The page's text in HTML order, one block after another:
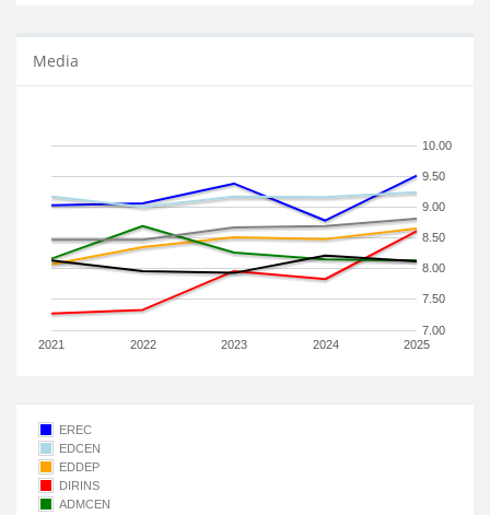
Media
2021 2022 2023 2024 2025
7.00
7.50
8.00
8.50
9.00
9.50
10.00
EREC
EDCEN
EDDEP
DIRINS
ADMCEN